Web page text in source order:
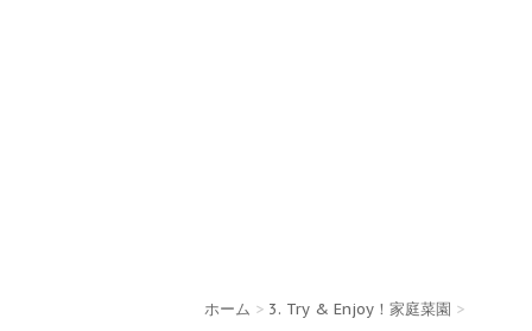
ホーム > 3. Try & Enjoy！家庭菜園 >